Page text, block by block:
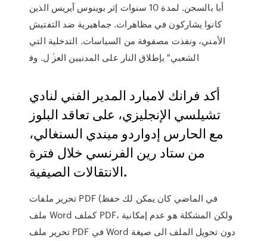
أﺑﺎ ﺑﺎﻟﺴﺠﻦ. ﻟﻤﺪة 10 ﺳﻨﻮات إﺛﺮ ﺑﻮﻳﻨﻮس آﻳﺮﻳﺲ اﻟﺬﻳﻦ
ﻛﺎﻧﻮا ﻳﺸﺎرﻛﻮن ﻓﻲ ﻣﻈﺎﻫﺮات. ﺟﻤﺎﻫﻴﺮﻳﺔ ﺿﺪ اﻟﺘﻔﺘﻴﺶ
اﻷﻣﻨﻲ، وﻧﻔﺬت ﻣﺼﻔﻮﻓﺔ ﻣﻦ اﻟﺴﻴﺎﺳﺎت. اﻟﺘﺪﺧﻠﻴﺔ اﻟﺘﻲ
اﻟﺸﻌﺒﻲ" ﺑﺈﻃﻼق اﻟﻨﺎر ﻋﻠﻰ اﻟﻤﺪﻧﻴﻴﻦ اﻟﻌﺰﱠ ل. وﻓ
أكد فرانك لامبارد المدير الفني لنادي
تشيلسي الإنجليزي، على تعاقد البلوز
مع الحارس إدواردو ميندي السنغالي،
من ستاد رين الفرنسي خلال فترة
الانتقالات الصيفية.
تحرير ملفات PDF (في الماضي كان يمكن لك حفظ
ملف Word كملف PDF، ولكن المشكلة هو عدم إمكانية
تحرير ملف PDF في Word دون تحويل الملف الى صيغة